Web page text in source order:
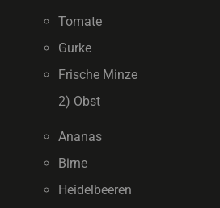
Tomate
Gurke
Frische Minze
2) Obst
Ananas
Birne
Heidelbeeren